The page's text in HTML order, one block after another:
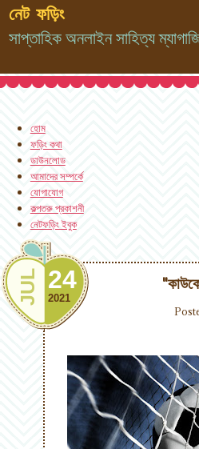
নেট ফড়িং
সাপ্তাহিক অনলাইন সাহিত্য
হোম
ফড়িং কথা
ডাউনলোড
আমাদের সম্পর্কে
যোগাযোগ
কল্পতরু প্রকাশনী
নেটফড়িং ইবুক
JUL 24
2021